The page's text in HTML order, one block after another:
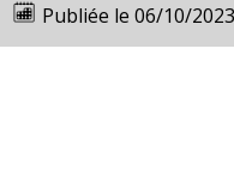
Publiée le 06/10/2023